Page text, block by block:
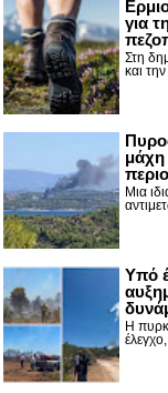
για
Στη
και
μάχη
Μια
Υπό
Η